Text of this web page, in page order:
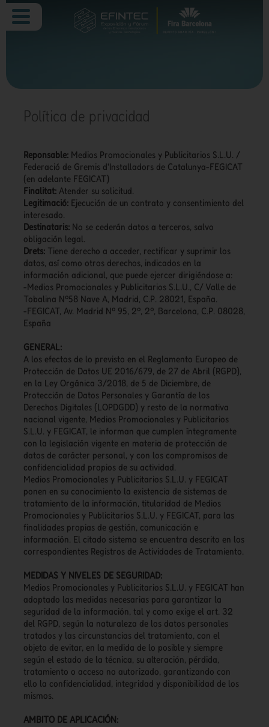
Política de privacidad
Reponsable: Medios Promocionales y Publicitarios S.L.U. /
Federació de Gremis d'Installadors de Catalunya-FEGICAT
(en adelante FEGICAT)
Finalitat:Atender su solicitud.
Legitimació: Ejecución de un contrato y consentimiento del
interesado.
Destinataris: No se cederán datos a terceros, salvo
obligación legal.
Drets: Tiene derecho a acceder, rectificar y suprimir los
datos, así como otros derechos, indicados en la
información adicional, que puede ejercer dirigiéndose a:
-Medios Promocionales y Publicitarios S.L.U., C/ Valle de
Tobalina Nº58 Nave A, Madrid, C.P. 28021, España.
-FEGICAT, Av. Madrid Nº 95, 2º, 2º, Barcelona, C.P. 08028,
España
GENERAL:
A los efectos de lo previsto en el Reglamento Europeo de
Protección de Datos UE 2016/679, de 27 de Abril (RGPD),
en la Ley Orgánica 3/2018, de 5 de Diciembre, de
Protección de Datos Personales y Garantía de los
Derechos Digitales (LOPDGDD) y resto de la normativa
nacional vigente, Medios Promocionales y Publicitarios
S.L.U. y FEGICAT, le informan que cumplen íntegramente
con la legislación vigente en materia de protección de
datos de carácter personal, y con los compromisos de
confidencialidad propios de su actividad.
Medios Promocionales y Publicitarios S.L.U. y FEGICAT
ponen en su conocimiento la existencia de sistemas de
tratamiento de la información, titularidad de Medios
Promocionales y Publicitarios S.L.U. y FEGICAT, para las
finalidades propias de gestión, comunicación e
información. El citado sistema se encuentra descrito en los
correspondientes Registros de Actividades de Tratamiento.
MEDIDAS Y NIVELES DE SEGURIDAD:
Medios Promocionales y Publicitarios S.L.U. y FEGICAT han
adoptado las medidas necesarias para garantizar la
seguridad de la información, tal y como exige el art. 32
del RGPD, según la naturaleza de los datos personales
tratados y las circunstancias del tratamiento, con el
objeto de evitar, en la medida de lo posible y siempre
según el estado de la técnica, su alteración, pérdida,
tratamiento o acceso no autorizado, garantizando con
ello la confidencialidad, integridad y disponibilidad de los
mismos.
AMBITO DE APLICACIÓN: